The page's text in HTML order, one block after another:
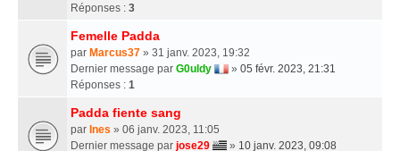
Réponses : 3
Femelle Padda
par Marcus37 » 31 janv. 2023, 19:32
Dernier message par G0uldy » 05 févr. 2023, 21:31
Réponses : 1
Padda fiente sang
par Ines » 06 janv. 2023, 11:05
Dernier message par jose29 » 10 janv. 2023, 09:08